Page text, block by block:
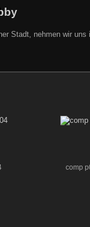
Stadt, nehmen wir
comp